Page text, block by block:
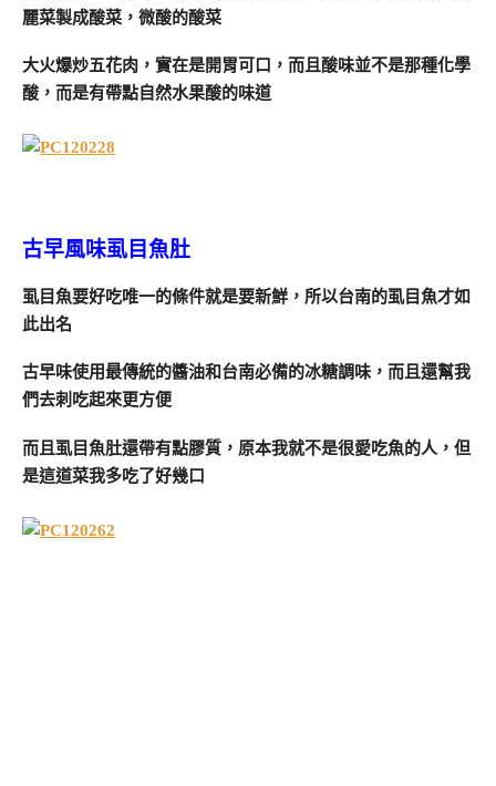
麗菜製成酸菜，微酸的酸菜
大火爆炒五花肉，實在是開胃可口，而且酸味並不是那種化學
酸，而是有帶點自然水果酸的味道
古早風味虱目魚肚
虱目魚要好吃唯一的條件就是要新鮮，所以台南的虱目魚才如
此出名
古早味使用最傳統的醬油和台南必備的冰糖調味，而且還幫我
們去刺吃起來更方便
而且虱目魚肚還帶有點膠質，原本我就不是很愛吃魚的人，但
是這道菜我多吃了好幾口